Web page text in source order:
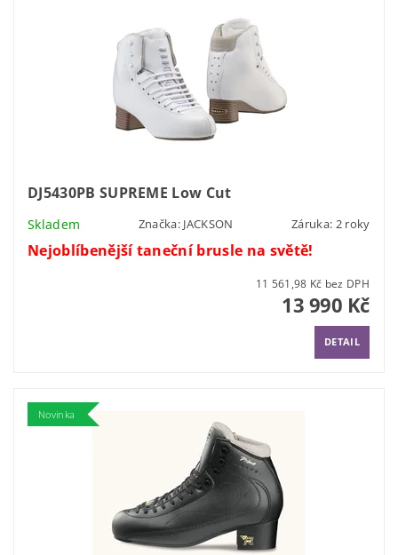
DJ5430PB SUPREME Low Cut
Skladem Značka: JACKSON Záruka: 2 roky
Nejoblíbenější taneční brusle na světě!
11 561,98 Kč bez DPH
13 990 Kč
DETAIL
Novinka